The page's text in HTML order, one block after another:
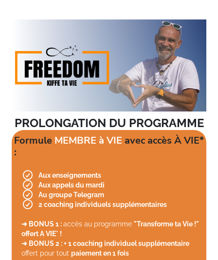
PROLONGATION DU PROGRAMME
Formule MEMBRE à VIE avec accès À VIE*
:
Aux enseignements
Aux appels du mardi
Au groupe Telegram
2 coaching individuels supplémentaires
➜ BONUS 1 :accès au programme "Transforme ta Vie !"
offert A VIE* !
➜ BONUS 2 : + 1 coaching individuel supplémentaire
offert pour tout paiement en 1 fois